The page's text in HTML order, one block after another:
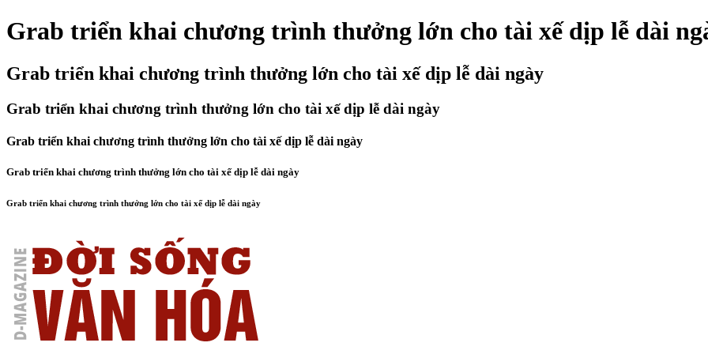
Grab triển khai chương trình thưởng lớn cho tài xế dịp lễ dài
Grab triển khai chương trình thưởng lớn cho tài xế dịp lễ dài ngày
Grab triển khai chương trình thưởng lớn cho tài xế dịp lễ dài ngày
Grab triển khai chương trình thưởng lớn cho tài xế dịp lễ dài ngày
Grab triển khai chương trình thưởng lớn cho tài xế dịp lễ dài ngày
Grab triển khai chương trình thưởng lớn cho tài xế dịp lễ dài ngày